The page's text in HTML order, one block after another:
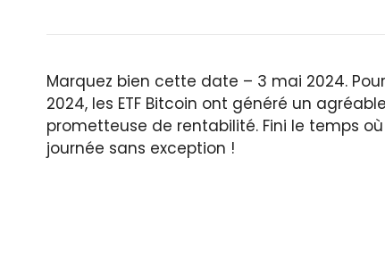
Marquez bien cette date – 3 mai 2024.
2024, les ETF Bitcoin ont généré un
prometteuse de rentabilité. Fini le temps
journée sans exception !